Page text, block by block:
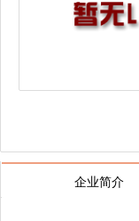
企业简介